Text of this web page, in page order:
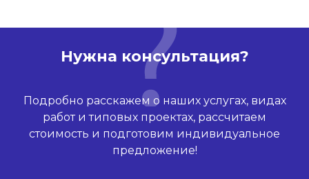
Нужна консультация?
Подробно расскажем о наших услугах, видах
работ и типовых проектах, рассчитаем
стоимость и подготовим индивидуальное
предложение!